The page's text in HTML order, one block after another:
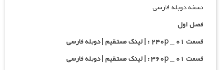
نسخه دوبله فارسی
فصل اول
قسمت ۰۱ _ ۲۴۰p : | لینک مستقیم | دوبله فارسی
قسمت ۰۱ _ ۳۶۰p : | لینک مستقیم | دوبله فارسی